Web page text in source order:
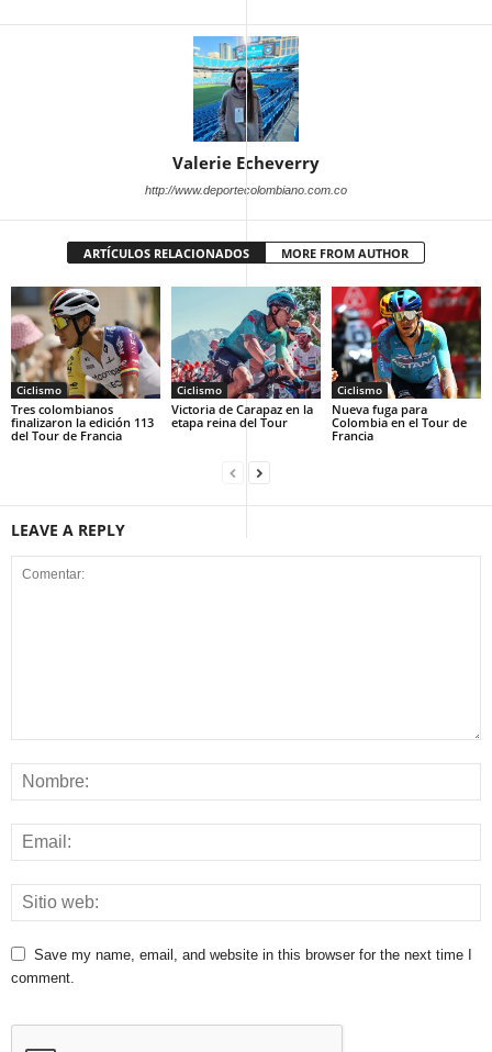
Valerie Echeverry
http://www.deportecolombiano.com.co
ARTÍCULOS RELACIONADOS MORE FROM AUTHOR
Ciclismo
Tres colombianos
finalizaron la edición 113
del Tour de Francia
Ciclismo
Victoria de Carapaz en la
etapa reina del Tour
Ciclismo
Nueva fuga para
Colombia en el Tour de
Francia
LEAVE A REPLY
Save my name, email, and website in this browser for the next time I
comment.